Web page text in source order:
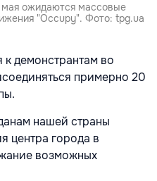
ожидаются массовые
"Occupy". Фото: tpg.ua
к демонстрантам во
примерно 20
нашей страны
центра города в
возможных